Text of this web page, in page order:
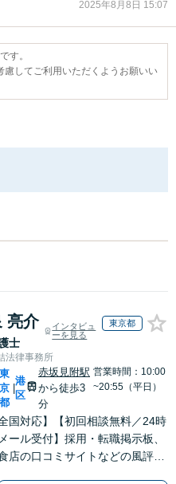
2025年8月8日 15:07
す。
慮してご利用いただくようお願いい
亮介
士
インタビュ
ーを見る
東京都
法律事務所
東
京
都
港
区
赤坂見附駅
から徒歩3
分
営業時間：10:00
~20:55（平日）
全国対応】【初回相談無料／24時
ール受付】採用・転職掲示板、
店の口コミサイトなどの風評被